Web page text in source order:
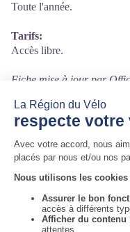
Toute l'année.
Tarifs:
Accès libre.
Fiche mise à jour par
Contact
D8 roue de Colombier
42220 Saint-Julien-Molin-